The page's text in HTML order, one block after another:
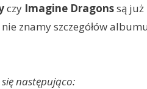
czy Imagine Dragonssą już
znamy szczegółów albumu
następująco: